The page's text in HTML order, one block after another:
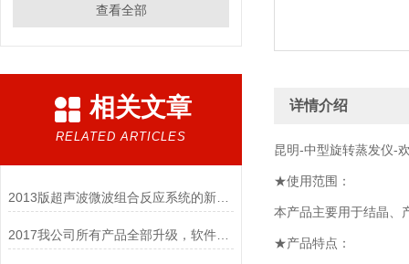
查看全部
相关文章
RELATED ARTICLES
2013版超声波微波组合反应系统的新构思
2017我公司所有产品全部升级，软件更智能，硬件更美观！
详情介绍
昆明-中型旋转蒸发仪-
★使用范围：
本产品主要用于结晶、
★产品特点：